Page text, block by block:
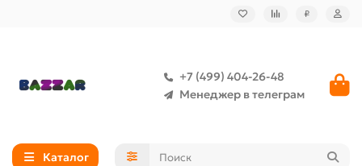
₽
+7 (499) 404-26-48
Менеджер в телеграм
Каталог